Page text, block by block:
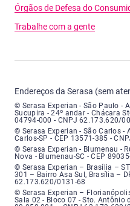
Órgãos de Defesa do
Trabalhe com a gente
Endereços da Serasa (sem
Serasa Experian - São Paulo -
© Serasa Experian - São Paulo -
Sucupira - 24º andar - Chácara
04794-000 - CNPJ 62.173.620/
Serasa Experian - São Carlos -
© Serasa Experian - São Carlos -
Carlos-SP - CEP 13571-385 -
Serasa Experian - Blumenau -
© Serasa Experian - Blumenau -
Nova - Blumenau-SC - CEP
Serasa Experian - Brasília,
© Serasa Experian – Brasília –
301 – Bairro Asa Sul, Brasília –
62.173.620/0131-68
Serasa Experian - Florianópolis,
© Serasa Experian –
Sala 02 - Bloco 07 - Sto. Antônio